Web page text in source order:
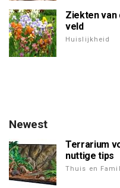
Ziekten van
veld
Huislijkheid
Newest
Terrarium
nuttige tips
Thuis en